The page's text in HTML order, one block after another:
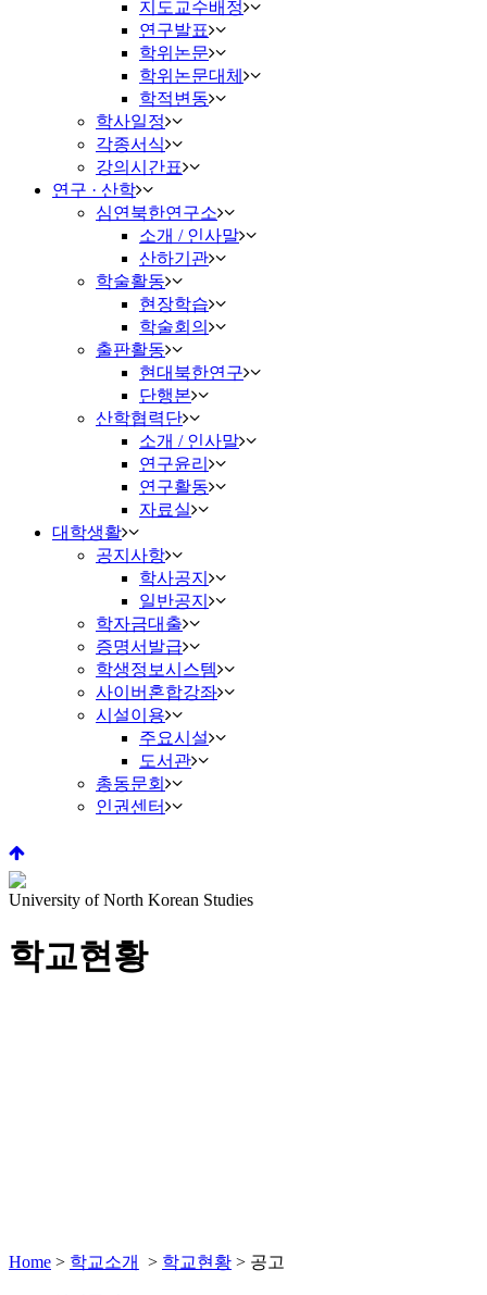
지도교수배정
연구발표
학위논문
학위논문대체
학적변동
학사일정
각종서식
강의시간표
연구 · 산학
심연북한연구소
소개 / 인사말
산하기관
학술활동
현장학습
학술회의
출판활동
현대북한연구
단행본
산학협력단
소개 / 인사말
연구윤리
연구활동
자료실
대학생활
공지사항
학사공지
일반공지
학자금대출
증명서발급
학생정보시스템
사이버혼합강좌
시설이용
주요시설
도서관
총동문회
인권센터
University of North Korean Studies
학교현황
Home > 학교소개 > 학교현황 > 공고